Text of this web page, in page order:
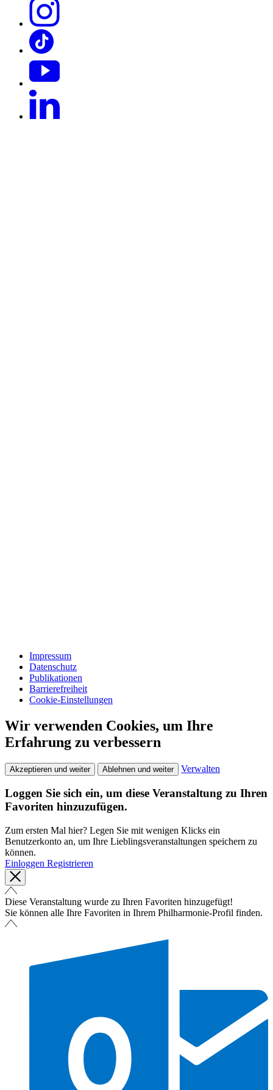
Impressum
Datenschutz
Publikationen
Barrierefreiheit
Cookie-Einstellungen
Wir verwenden Cookies, um Ihre
Erfahrung zu verbessern
Akzeptieren und weiter Ablehnen und weiter Verwalten
Loggen Sie sich ein, um diese Veranstaltung zu Ihren
Favoriten hinzuzufügen.
Zum ersten Mal hier? Legen Sie mit wenigen Klicks ein
Benutzerkonto an, um Ihre Lieblingsveranstaltungen speichern zu
können.
Einloggen Registrieren
Diese Veranstaltung wurde zu Ihren Favoriten hinzugefügt!
Sie können alle Ihre Favoriten in Ihrem Philharmonie-Profil finden.